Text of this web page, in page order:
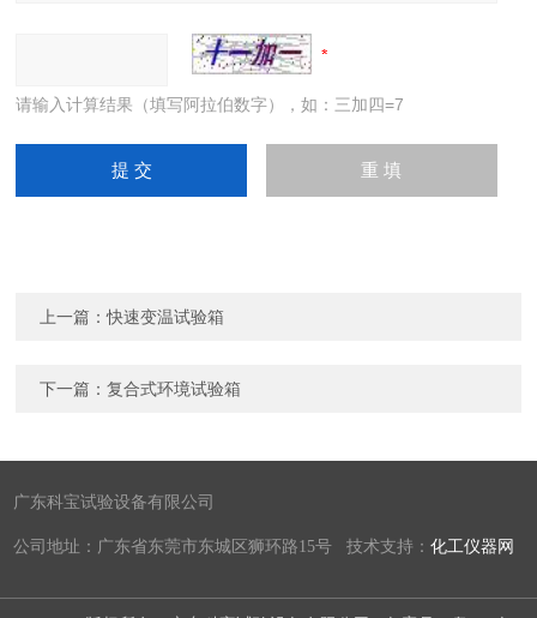
请输入计算结果（填写阿拉伯数字），如：三加四=7
上一篇：快速变温试验箱
下一篇：复合式环境试验箱
广东科宝试验设备有限公司
公司地址：广东省东莞市东城区狮环路15号 技术支持：化工仪器网